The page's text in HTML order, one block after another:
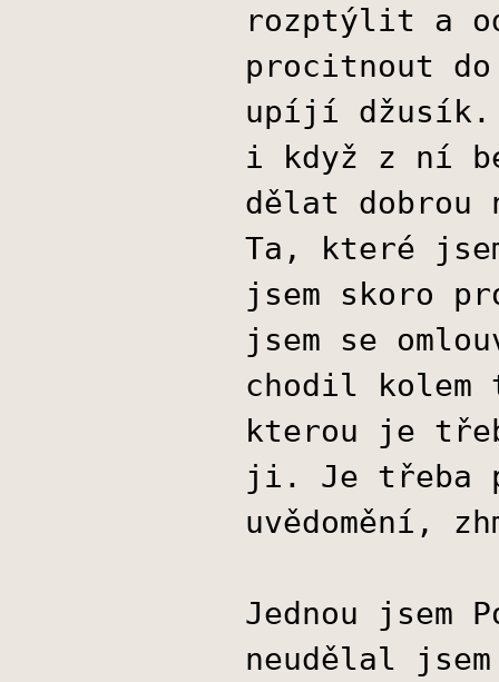
rozptýlit a
procitnout
upíjí
i když z ní
dělat dobrou
Ta, které
jsem skoro
jsem se
chodil kolem
kterou je
ji. Je třeba
uvědomění,
Jednou jsem
neudělal